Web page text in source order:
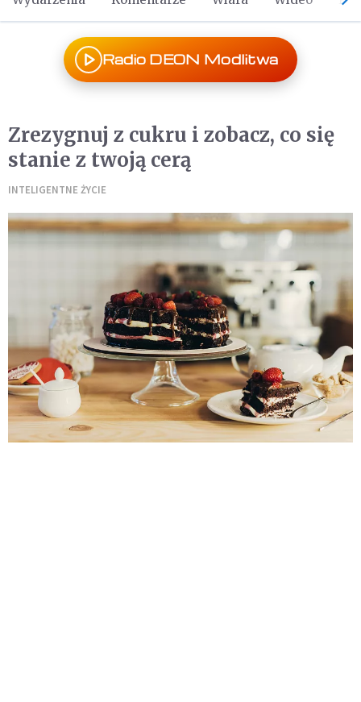
Radio DEON Modlitwa
Zrezygnuj z cukru i zobacz, co się
stanie z twoją cerą
INTELIGENTNE ŻYCIE